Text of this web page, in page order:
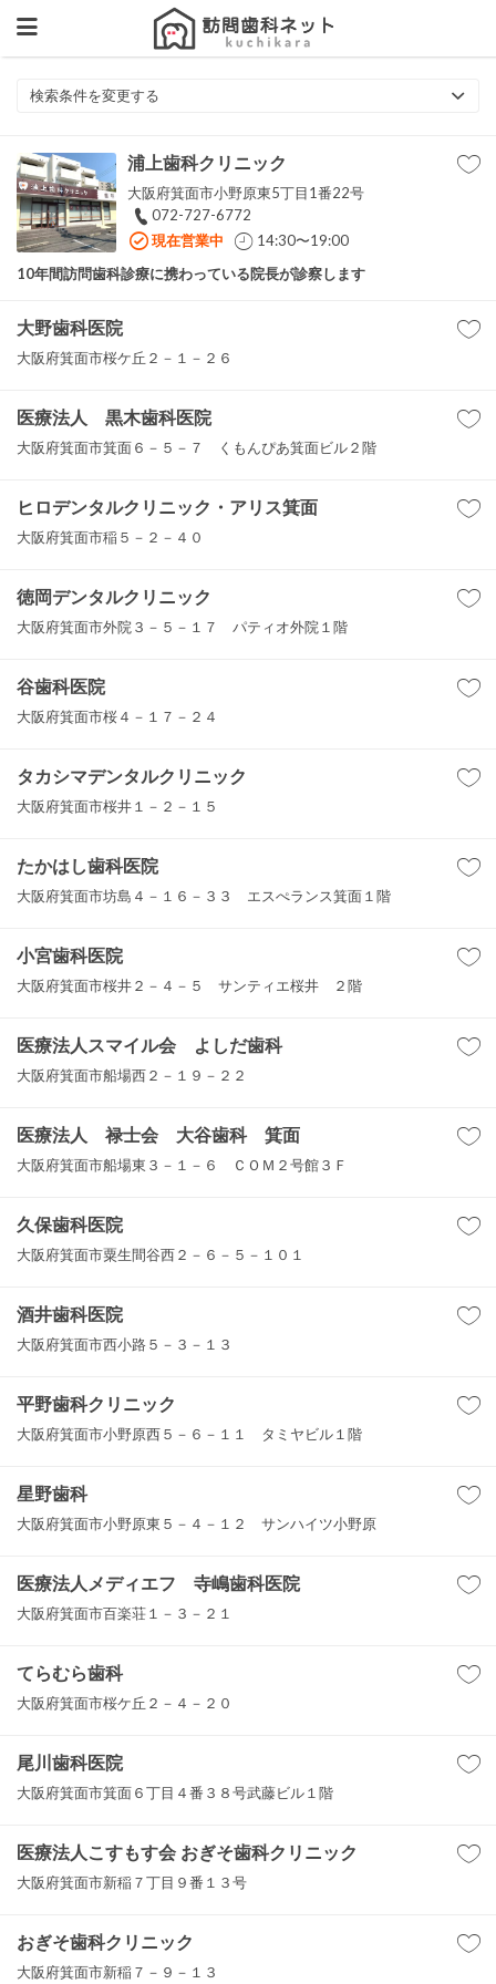
検索条件を変更する
浦上歯科クリニック
大阪府箕面市小野原東5丁目1番22号
072-727-6772
現在営業中
14:30〜19:00
10年間訪問歯科診療に携わっている院長が診察します
大野歯科医院
大阪府箕面市桜ケ丘２－１－２６
医療法人 黒木歯科医院
大阪府箕面市箕面６－５－７ くもんぴあ箕面ビル２階
ヒロデンタルクリニック・アリス箕面
大阪府箕面市稲５－２－４０
徳岡デンタルクリニック
大阪府箕面市外院３－５－１７ パティオ外院１階
谷歯科医院
大阪府箕面市桜４－１７－２４
タカシマデンタルクリニック
大阪府箕面市桜井１－２－１５
たかはし歯科医院
大阪府箕面市坊島４－１６－３３ エスぺランス箕面１階
小宮歯科医院
大阪府箕面市桜井２－４－５ サンティエ桜井 ２階
医療法人スマイル会 よしだ歯科
大阪府箕面市船場西２－１９－２２
医療法人 禄士会 大谷歯科 箕面
大阪府箕面市船場東３－１－６ ＣＯＭ２号館３Ｆ
久保歯科医院
大阪府箕面市粟生間谷西２－６－５－１０１
酒井歯科医院
大阪府箕面市西小路５－３－１３
平野歯科クリニック
大阪府箕面市小野原西５－６－１１ タミヤビル１階
星野歯科
大阪府箕面市小野原東５－４－１２ サンハイツ小野原
医療法人メディエフ 寺嶋歯科医院
大阪府箕面市百楽荘１－３－２１
てらむら歯科
大阪府箕面市桜ケ丘２－４－２０
尾川歯科医院
大阪府箕面市箕面６丁目４番３８号武藤ビル１階
医療法人こすもす会 おぎそ歯科クリニック
大阪府箕面市新稲７丁目９番１３号
おぎそ歯科クリニック
大阪府箕面市新稲７－９－１３